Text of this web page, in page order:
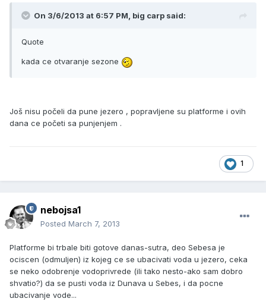
On 3/6/2013 at 6:57 PM, big carp said:
Quote
kada ce otvaranje sezone
Još nisu počeli da pune jezero , popravljene su platforme i ovih
dana ce početi sa punjenjem .
1
nebojsa1
Posted March 7, 2013
Platforme bi trbale biti gotove danas-sutra, deo Sebesa je
ociscen (odmuljen) iz kojeg ce se ubacivati voda u jezero, ceka
se neko odobrenje vodoprivrede (ili tako nesto-ako sam dobro
shvatio?) da se pusti voda iz Dunava u Sebes, i da pocne
ubacivanje vode...